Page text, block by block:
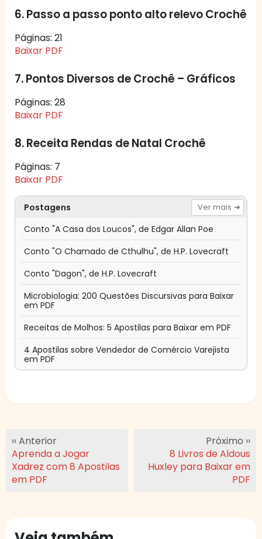
6. Passo a passo ponto alto relevo Crochê
Páginas: 21
Baixar PDF
7. Pontos Diversos de Crochê – Gráficos
Páginas: 28
Baixar PDF
8. Receita Rendas de Natal Crochê
Páginas: 7
Baixar PDF
Postagens Ver mais
Conto "A Casa dos Loucos", de Edgar Allan Poe
Conto "O Chamado de Cthulhu", de H.P. Lovecraft
Conto "Dagon", de H.P. Lovecraft
Microbiologia: 200 Questões Discursivas para Baixar
em PDF
Receitas de Molhos: 5 Apostilas para Baixar em PDF
4 Apostilas sobre Vendedor de Comércio Varejista
em PDF
‹‹ Anterior
Aprenda a Jogar
Xadrez com 8 Apostilas
em PDF
Próximo ››
8 Livros de Aldous
Huxley para Baixar em
PDF